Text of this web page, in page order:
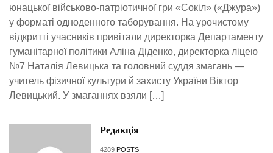
юнацької військово-патріотичної гри «Сокіл» («Джура»)
у форматі одноденного таборування. На урочистому
відкритті учасників привітали директорка Департаменту
гуманітарної політики Аліна Діденко, директорка ліцею
№7 Наталія Левицька та головний суддя змагань —
учитель фізичної культури й захисту України Віктор
Левицький. У змаганнях взяли […]
Редакція
4289 POSTS